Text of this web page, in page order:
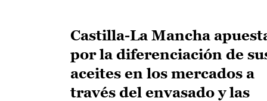
Castilla-La Mancha
por la diferenciación de
aceites en los mercados a
través del envasado y las